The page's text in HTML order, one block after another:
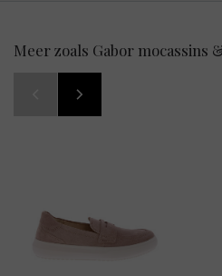
Meer zoals Gabor mocassins